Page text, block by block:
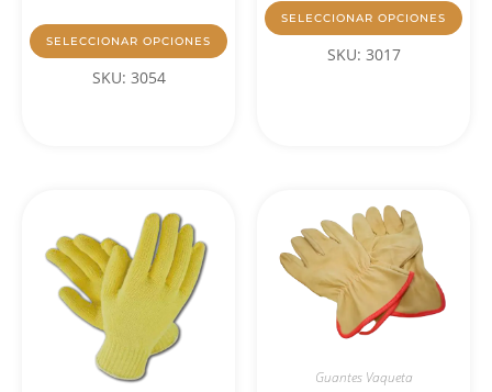
SELECCIONAR OPCIONES
SKU: 3054
SELECCIONAR OPCIONES
SKU: 3017
Guantes Vaqueta